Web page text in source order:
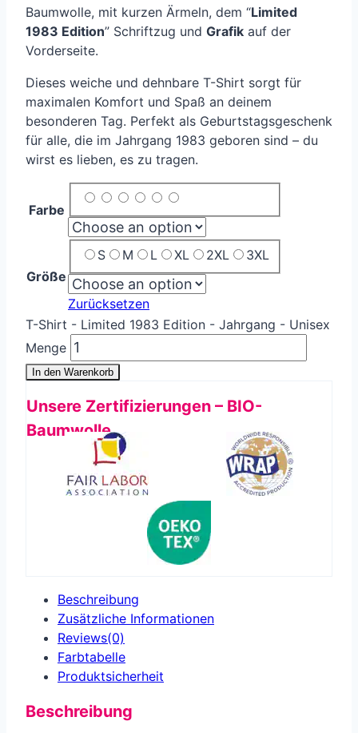
Baumwolle, mit kurzen Ärmeln, dem “Limited
1983 Edition” Schriftzug und Grafik auf der
Vorderseite.
Dieses weiche und dehnbare T-Shirt sorgt für
maximalen Komfort und Spaß an deinem
besonderen Tag. Perfekt als Geburtstagsgeschenk
für alle, die im Jahrgang 1983 geboren sind – du
wirst es lieben, es zu tragen.
Farbe
Größe
S M L XL 2XL 3XL
Zurücksetzen
T-Shirt - Limited 1983 Edition - Jahrgang - Unisex
Menge
In den Warenkorb
Unsere Zertifizierungen – BIO-
Baumwolle
Beschreibung
Zusätzliche Informationen
Reviews(0)
Farbtabelle
Produkt­sicherheit
Beschreibung